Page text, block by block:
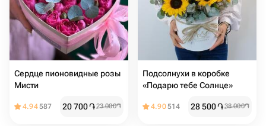
Сердце пионовидные розы
Мисти
4.94587 20 700֏23 000֏
Подсолнухи в коробке
«Подарю тебе Солнце»
4.90514 28 500֏38 000֏